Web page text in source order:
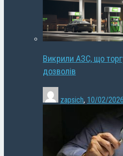
Викрили АЗС, що
дозволів
zapsich, 10/02/2026